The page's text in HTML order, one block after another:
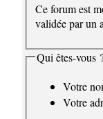
Ce forum est
validée par un
Qui êtes-vous
Votre
Votre